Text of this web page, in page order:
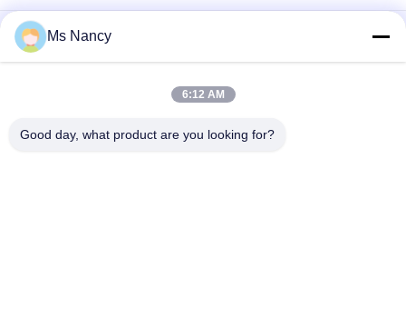
ABS di plastica Mterial dei montaggi della tubatura dell'acqua
del connettore di plastica nero beige del tubo 4 modi
Ms Nancy
6:12 AM
Good day, what product are you looking for?